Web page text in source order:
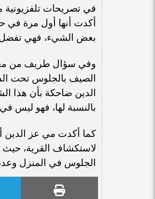
في تصريحات
أكدت أنها أول مرة في
بعض الشيء، فهي تفضل
وفي سؤال طريف من معتز
الصيف بالجلوس تحت
الدين ضاحكة بأن هذا
بالنسبة لها، فهو ليس
كما أكدت مي عز الدين
لاستكشاف القرية، حيث
الجلوس في المنزل